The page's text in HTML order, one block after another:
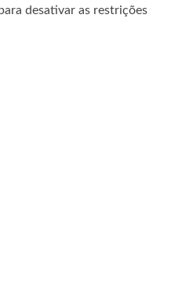
desativar as restrições